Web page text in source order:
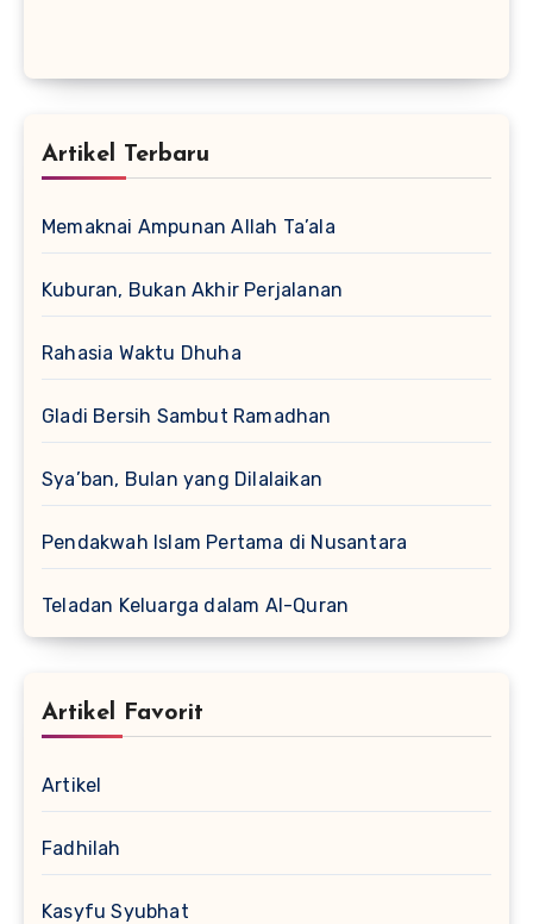
Artikel Terbaru
Memaknai Ampunan Allah Ta’ala
Kuburan, Bukan Akhir Perjalanan
Rahasia Waktu Dhuha
Gladi Bersih Sambut Ramadhan
Sya’ban, Bulan yang Dilalaikan
Pendakwah Islam Pertama di Nusantara
Teladan Keluarga dalam Al-Quran
Artikel Favorit
Artikel
Fadhilah
Kasyfu Syubhat